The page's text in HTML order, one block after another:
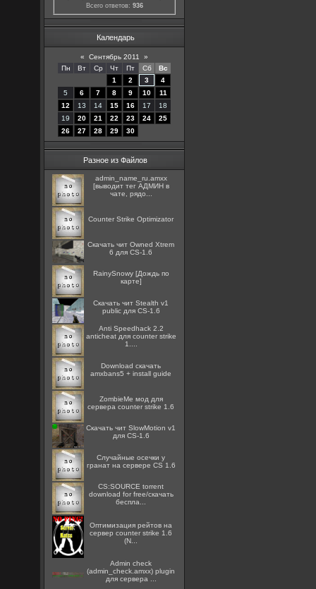
Всего ответов: 936
Календарь
« Сентябрь 2011
»
Пн
Вт Ср Чт Пт Сб
Вс
1
2 3
4
5
6 7 8 9 10
11
12
13 14 15 16 17
18
19
20 21 22 23 24
25
26
27 28 29 30
Разное из Файлов
admin_name_ru.amxx
[выводит тег АДМИН в
чате, рядо...
Counter Strike Optimizator
Скачать чит Owned Xtrem
6 для CS-1.6
RainySnowy [Дождь по
карте]
Скачать чит Stealth v1
public для CS-1.6
Anti Speedhack 2.2
anticheat для counter strike
1....
Download скачать
amxbans5 + install guide
ZombieMe мод для
сервера counter strike 1.6
Скачать чит SlowMotion v1
для CS-1.6
Случайные осечки у
гранат на сервере CS 1.6
CS:SOURCE torrent
download for free/скачать
беспла...
Оптимизация рейтов на
сервер counter strike 1.6
(N...
Admin check
(admin_check.amxx) plugin
для сервера ...